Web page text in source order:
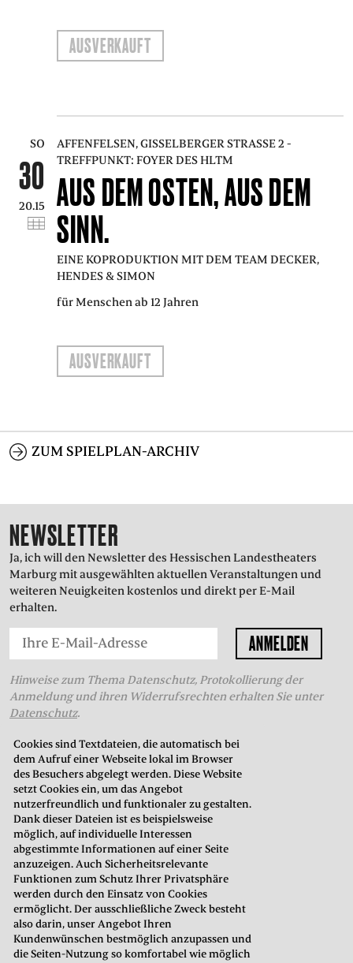
Cookies sind Textdateien, die automatisch bei
dem Aufruf einer Webseite lokal im Browser
des Besuchers abgelegt werden. Diese Website
setzt Cookies ein, um das Angebot
nutzerfreundlich und funktionaler zu gestalten.
Dank dieser Dateien ist es beispielsweise
möglich, auf individuelle Interessen
abgestimmte Informationen auf einer Seite
anzuzeigen. Auch Sicherheitsrelevante
Funktionen zum Schutz Ihrer Privatsphäre
werden durch den Einsatz von Cookies
ermöglicht. Der ausschließliche Zweck besteht
also darin, unser Angebot Ihren
Kundenwünschen bestmöglich anzupassen und
die Seiten-Nutzung so komfortabel wie möglich
AUSVERKAUFT
SO
30
20.15
AFFENFELSEN, GISSELBERGER STRASSE 2 - T
REFFPUNKT: FOYER DES HLTM
AUS DEM OSTEN, AUS DEM
SINN.
EINE KOPRODUKTION MIT DEM TEAM DECKER,
HENDES & SIMON
für Menschen ab 12 Jahren
AUSVERKAUFT
ZUM SPIELPLAN-ARCHIV
NEWSLETTER
Ja, ich will den Newsletter des Hessischen Landestheaters
Marburg mit ausgewählten aktuellen Veranstaltungen und
weiteren Neuigkeiten kostenlos und direkt per E-Mail
erhalten.
Hinweise zum Thema Datenschutz, Protokollierung der
Anmeldung und ihren Widerrufsrechten erhalten Sie unter
Datenschutz.
THEATERKASSE
in der Oberstadt
Neustadt 7
35037 Marburg
Telefon: 06421. 99 02 70
E-Mail:kasse@hltm.de
Öffnungszeiten:
Montag bis Freitag: 10.00–18.00 Uhr
Samstag: 10.00–15.00 Uhr